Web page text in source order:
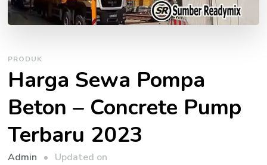
PRODUK
Harga Sewa Pompa
Beton – Concrete Pump
Terbaru 2023
Admin Updated on